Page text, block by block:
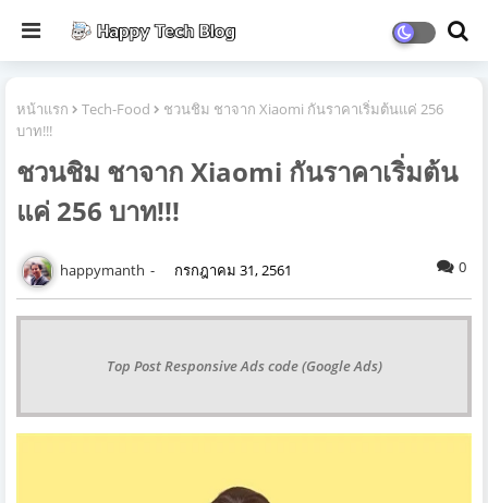
หน้าแรก Tech-Food
ชวนชิม ชาจาก Xiaomi กันราคาเริ่มต้นแค่ 256
บาท!!!
ชวนชิม ชาจาก Xiaomi กันราคาเริ่มต้น
แค่ 256 บาท!!!
happymanth กรกฎาคม 31, 2561 0
Top Post Responsive Ads code (Google Ads)